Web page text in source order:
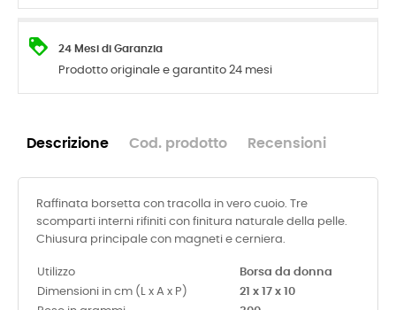
24 Mesi di Garanzia
Prodotto originale e garantito 24 mesi
Descrizione Cod. prodotto Recensioni
Raffinata borsetta con tracolla in vero cuoio. Tre
scomparti interni rifiniti con finitura naturale della pelle.
Chiusura principale con magneti e cerniera.
Utilizzo
Borsa da donna
Dimensioni in cm (L x A x P)
21 x 17 x 10